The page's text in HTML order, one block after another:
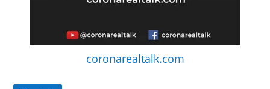
coronarealtalk.com